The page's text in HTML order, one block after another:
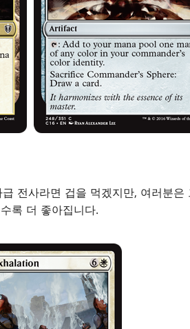
전사라면 겁을 먹겠지만, 여러분은
록 더 좋아집니다.